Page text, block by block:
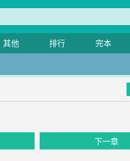
其他 排行 完本
下一章